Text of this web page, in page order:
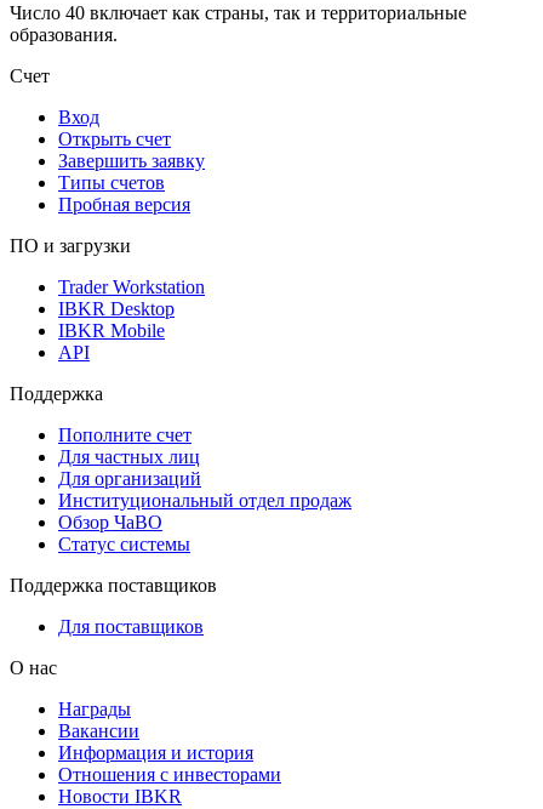
Число 40 включает как страны, так и территориальные
образования.
Счет
Вход
Открыть счет
Завершить заявку
Типы счетов
Пробная версия
ПО и загрузки
Trader Workstation
IBKR Desktop
IBKR Mobile
API
Поддержка
Пополните счет
Для частных лиц
Для организаций
Институциональный отдел продаж
Обзор ЧаВО
Статус системы
Поддержка поставщиков
Для поставщиков
О нас
Награды
Вакансии
Информация и история
Отношения с инвесторами
Новости IBKR